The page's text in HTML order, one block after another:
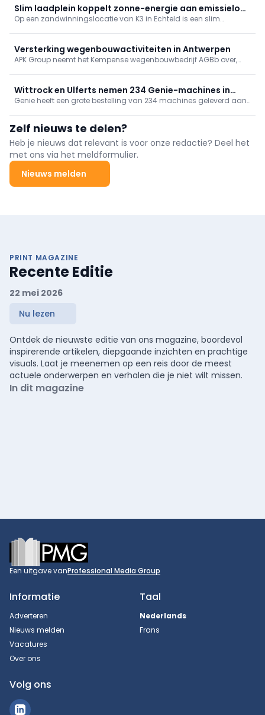
schommelingen, maar structurele problemen wegen op de
vooruitzichten.
Slim laadplein koppelt zonne-energie aan emissieloos
bouwen
Op een zandwinningslocatie van K3 in Echteld is een slim
Versterking wegenbouwactiviteiten in Antwerpen
APK Group neemt het Kempense wegenbouwbedrijf AGBb over,
15%.
Wittrock en Ulferts nemen 234 Genie-machines in
gebruik, incl. superboom
Genie heeft een grote bestelling van 234 machines geleverd aan
ZX‑135/70 “super boom”. Met deze levering rondt Genie een
grootschalig investeringsproject bij de betrokken bedrijven af.
Zelf nieuws te delen?
Heb je nieuws dat relevant is voor onze redactie? Deel het
met ons via het meldformulier.
Nieuws melden
PRINT MAGAZINE
Recente Editie
22 mei 2026
Nu lezen
Ontdek de nieuwste editie van ons magazine, boordevol
inspirerende artikelen, diepgaande inzichten en prachtige
visuals. Laat je meenemen op een reis door de meest
actuele onderwerpen en verhalen die je niet wilt missen.
In dit magazine
Footer
Een uitgave vanProfessional Media Group
Informatie
Adverteren
Nieuws melden
Vacatures
Over ons
Taal
Nederlands
Frans
Volg ons